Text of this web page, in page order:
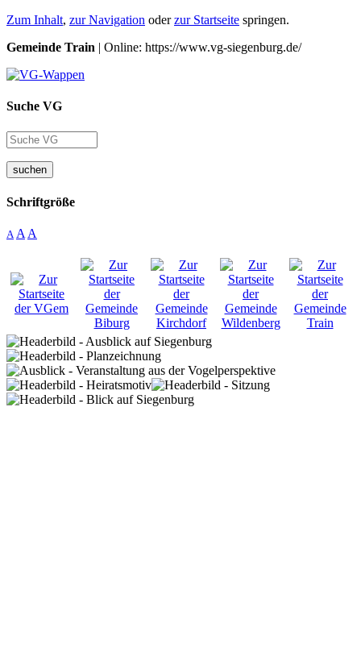
Zum Inhalt, zur Navigation oderzur Startseite springen.
Gemeinde Train | Online: https://www.vg-siegenburg.de/
Suche VG
suchen
Schriftgröße
A A A